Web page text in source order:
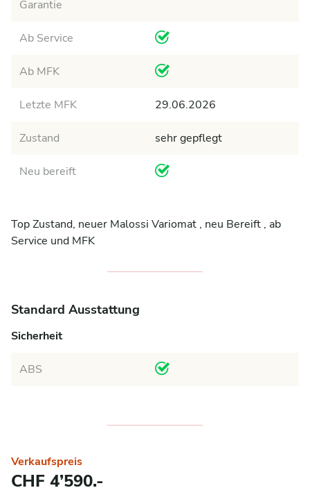
Garantie
Ab Service
Ab MFK
Letzte MFK 29.06.2026
Zustand sehr gepflegt
Neu bereift
Top Zustand, neuer Malossi Variomat , neu Bereift , ab
Service und MFK
Standard Ausstattung
Sicherheit
ABS
Verkaufspreis
CHF 4’590.-